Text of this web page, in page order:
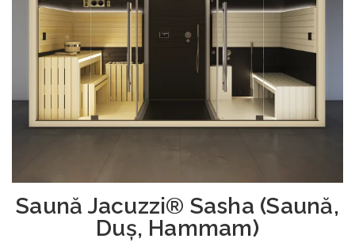
Saună Jacuzzi® Sasha (Saună,
Duș, Hammam)